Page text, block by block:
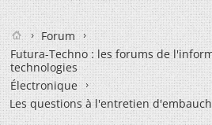
Forum
Futura-Techno : les forums de
technologies
Électronique
Les questions à l'entretien